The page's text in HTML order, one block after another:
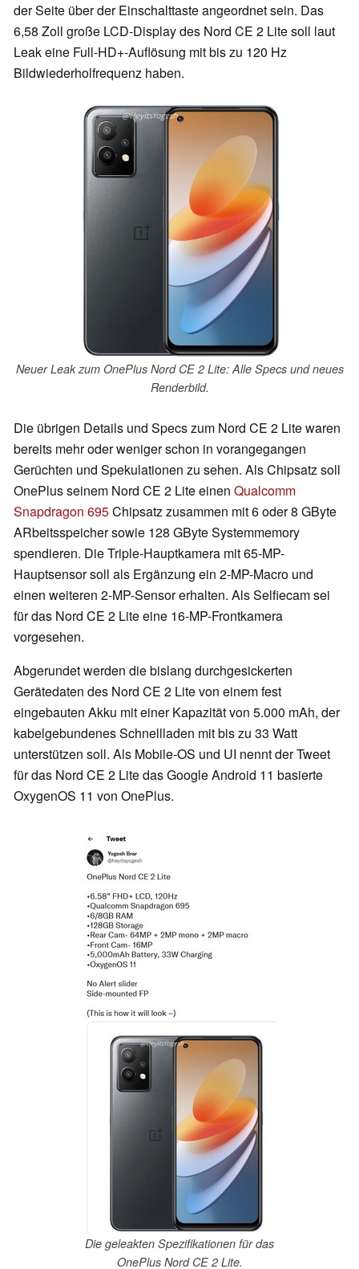
der Seite über der Einschalttaste angeordnet sein. Das
6,58 Zoll große LCD-Display des Nord CE 2 Lite soll laut
Leak eine Full-HD+-Auflösung mit bis zu 120 Hz
Bildwiederholfrequenz haben.
Neuer Leak zum OnePlus Nord CE 2 Lite: Alle Specs und neues
Renderbild.
Die übrigen Details und Specs zum Nord CE 2 Lite waren
bereits mehr oder weniger schon in vorangegangen
Gerüchten und Spekulationen zu sehen. Als Chipsatz soll
OnePlus seinem Nord CE 2 Lite einen Qualcomm
Snapdragon 695Chipsatz zusammen mit 6 oder 8 GByte
ARbeitsspeicher sowie 128 GByte Systemmemory
spendieren. Die Triple-Hauptkamera mit 65-MP-
Hauptsensor soll als Ergänzung ein 2-MP-Macro und
einen weiteren 2-MP-Sensor erhalten. Als Selfiecam sei
für das Nord CE 2 Lite eine 16-MP-Frontkamera
vorgesehen.
Abgerundet werden die bislang durchgesickerten
Gerätedaten des Nord CE 2 Lite von einem fest
eingebauten Akku mit einer Kapazität von 5.000 mAh, der
kabelgebundenes Schnellladen mit bis zu 33 Watt
unterstützen soll. Als Mobile-OS und UI nennt der Tweet
für das Nord CE 2 Lite das Google Android 11 basierte
OxygenOS 11 von OnePlus.
Die geleakten Spezifikationen für das
OnePlus Nord CE 2 Lite.